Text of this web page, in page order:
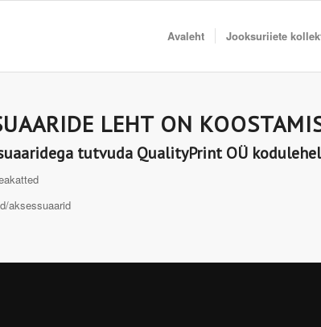
Avaleht Jooksuriiete
LEHT ON
tutvuda QualityPrint OÜ
aksessuaarid